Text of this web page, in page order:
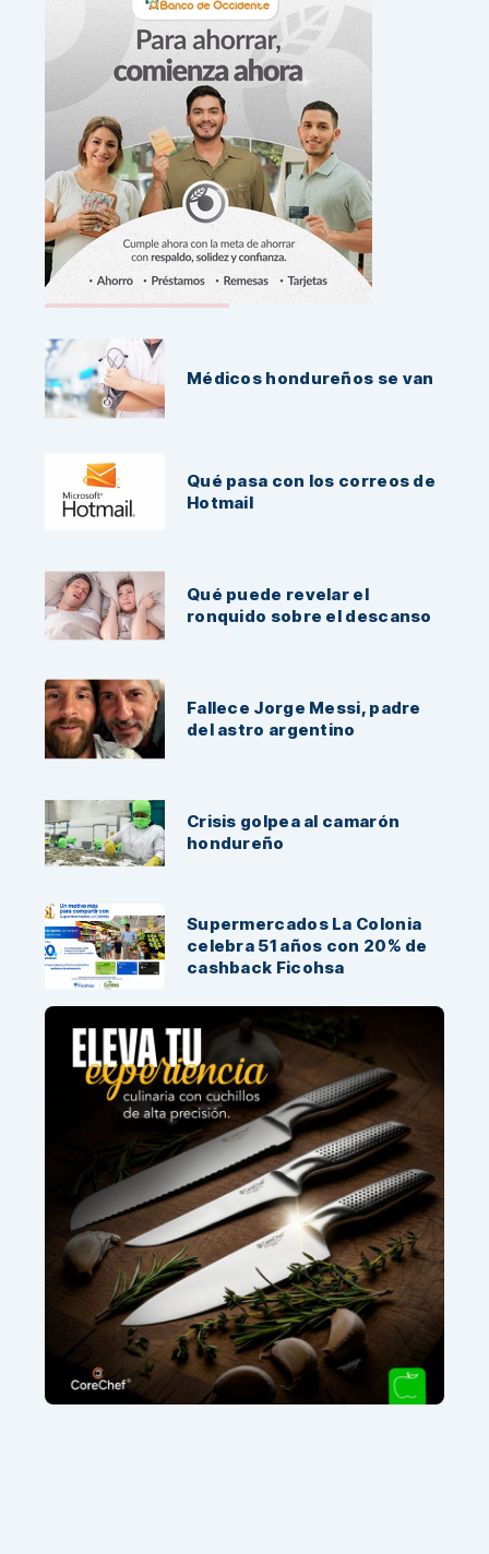
Noticias Recientes:
Médicos hondureños se van
Qué pasa con los correos de
Hotmail
Qué puede revelar el
ronquido sobre el descanso
Fallece Jorge Messi, padre
del astro argentino
Crisis golpea al camarón
hondureño
Supermercados La Colonia
celebra 51 años con 20% de
cashback Ficohsa